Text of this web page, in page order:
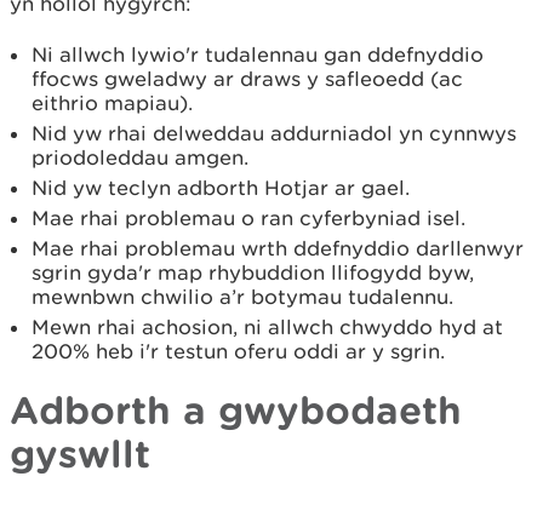
Ni allwch lywio'r tudalennau gan ddefnyddio
ffocws gweladwy ar draws y safleoedd (ac
eithrio mapiau).
Nid yw rhai delweddau addurniadol yn cynnwys
priodoleddau amgen.
Nid yw teclyn adborth Hotjar ar gael.
Mae rhai problemau o ran cyferbyniad isel.
Mae rhai problemau wrth ddefnyddio darllenwyr
sgrin gyda'r map rhybuddion llifogydd byw,
mewnbwn chwilio a’r botymau tudalennu.
Mewn rhai achosion, ni allwch chwyddo hyd at
200% heb i'r testun oferu oddi ar y sgrin.
Adborth a gwybodaeth
gyswllt